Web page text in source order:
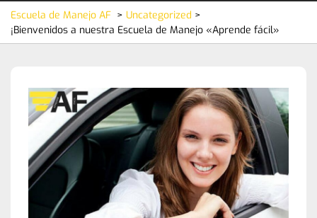
Escuela de Manejo AF > Uncategorized >
¡Bienvenidos a nuestra Escuela de Manejo «Aprende fácil»